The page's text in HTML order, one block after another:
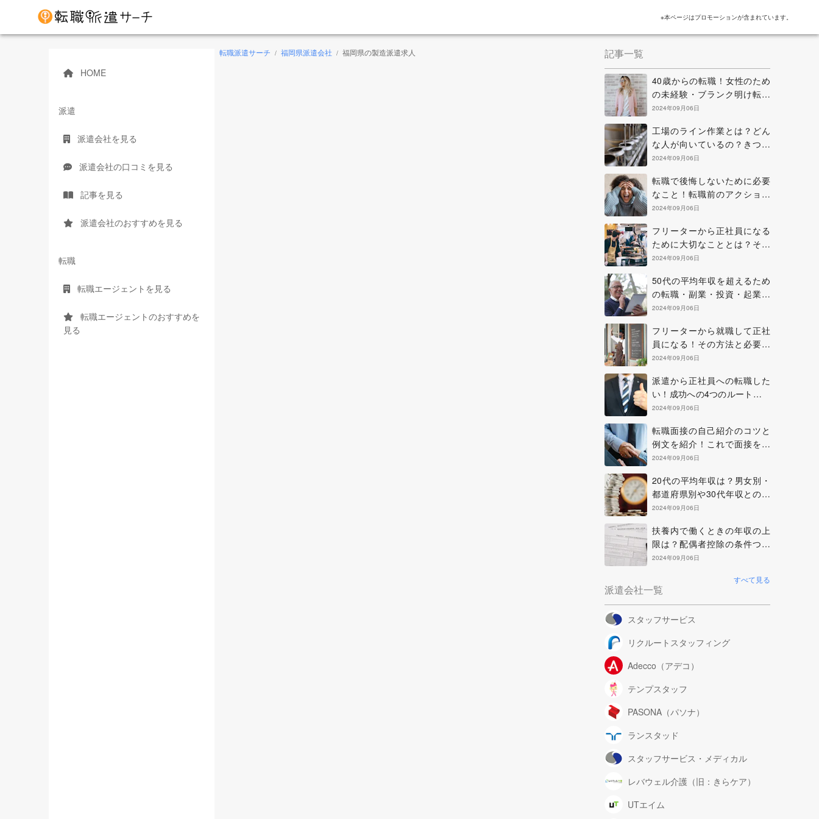
※本ページはプロモーションが含まれています。
HOME
派遣
派遣会社を見る
派遣会社の口コミを見る
記事を見る
派遣会社のおすすめを見る
転職
転職エージェントを見る
転職エージェントのおすすめを
見る
転職派遣サーチ / 福岡県派遣会社 / 福岡県の製造派遣求人 記事一覧
40歳からの転職！女性のため
の未経験・ブランク明け転職
のヒントと考え方
2024年09月06日
工場のライン作業とは？どん
な人が向いているの？きつい
点を克服する方法などを解説
2024年09月06日
転職で後悔しないために必要
なこと！転職前のアクション
と正に後悔中の場合の解決策
2024年09月06日
フリーターから正社員になる
ために大切なこととは？その
方法と知っておきたい心構え
2024年09月06日
50代の平均年収を超えるため
の転職・副業・投資・起業の
方法について
2024年09月06日
フリーターから就職して正社
員になる！その方法と必要な
準備やコツについて
2024年09月06日
派遣から正社員への転職した
い！成功への4つのルートを確
認しよう
2024年09月06日
転職面接の自己紹介のコツと
例文を紹介！これで面接を乗
り切ろう！
2024年09月06日
20代の平均年収は？男女別・
都道府県別や30代年収との比
較も紹介
2024年09月06日
扶養内で働くときの年収の上
限は？配偶者控除の条件つい
て解説
2024年09月06日
すべて見る
派遣会社一覧
スタッフサービス
リクルートスタッフィング
Adecco（アデコ）
テンプスタッフ
PASONA（パソナ）
ランスタッド
スタッフサービス・メディカル
レバウェル介護（旧：きらケア）
UTエイム